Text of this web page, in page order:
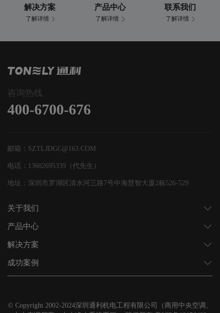
解决方案
了解详情
产品中心
了解详情
联系我们
了解详情
关于我们
产品中心
解决方案
成功案例
© Copyright 2002-2024深圳通利机电工程有限公司（商用中央空调、
咨询热线
400-6700-676
邮箱：SZTLJDGC@163.COM
电话：13602695339（代先生）
地址：深圳市罗湖区清水河三路7号中海慧智大厦2栋526-529